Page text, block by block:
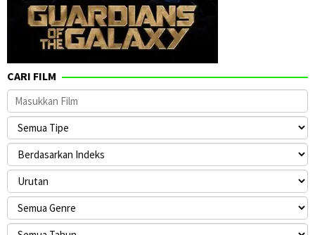
CARI FILM